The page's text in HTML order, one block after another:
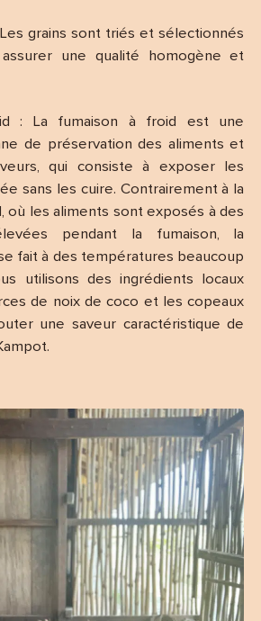
grains sont triés et sélectionnés
une qualité homogène et
: La fumaison à froid est une
de préservation des aliments et
qui consiste à exposer les
sans les cuire. Contrairement à la
où les aliments sont exposés à des
pendant la fumaison, la
fait à des températures beaucoup
utilisons des ingrédients locaux
de noix de coco et les copeaux
une saveur caractéristique de